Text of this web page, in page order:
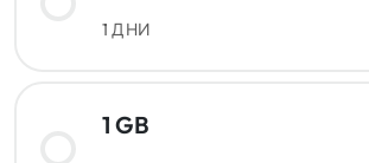
1 ДНИ
1 GB